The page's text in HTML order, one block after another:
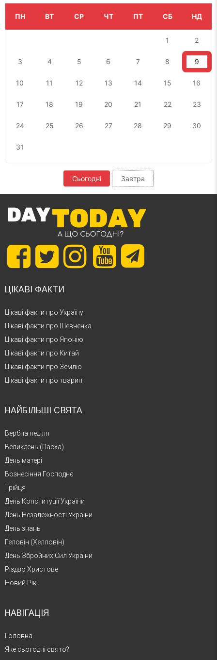
ПН ВТ СР ЧТ ПТ СБ НД
1 2
3 4 5 6 7 8 9
10 11 12 13 14 15 16
17 18 19 20 21 22 23
24 25 26 27 28 29 30
31
Сьогодні Завтра
ЦІКАВІ ФАКТИ
Цікаві факти про Україну
Цікаві факти про Шевченка
Цікаві факти про Японію
Цікаві факти про Китай
Цікаві факти про Землю
Цікаві факти про тварин
НАЙБІЛЬШІ СВЯТА
Вербна неділя
Великдень (Пасха)
День матері
Вознесіння Господнє
Трійця
День Конституції України
День Незалежності України
День знань
Геловін (Хелловін)
День Збройних Сил України
Різдво Христове
Новий Рік
НАВІГАЦІЯ
Головна
Яке сьогодні свято?